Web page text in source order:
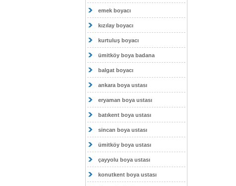
emek boyacı
kızılay boyacı
kurtuluş boyacı
ümitköy boya badana
balgat boyacı
ankara boya ustası
eryaman boya ustası
batıkent boya ustası
sincan boya ustası
ümitköy boya ustası
çayyolu boya ustası
konutkent boya ustası